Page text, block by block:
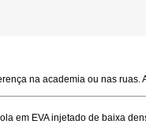
na academia ou nas ruas.
em EVA injetado de baixa